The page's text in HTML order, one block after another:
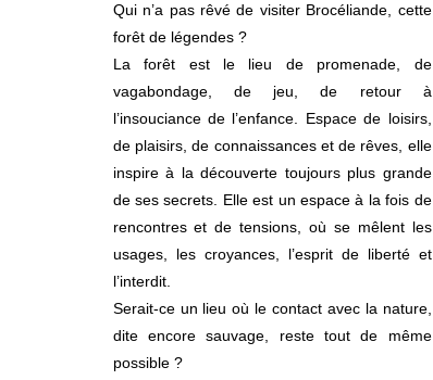
Qui n’a pas rêvé de visiter Brocéliande, cette
forêt de légendes ?
La forêt est le lieu de promenade, de
vagabondage, de jeu, de retour à
l’insouciance de l’enfance. Espace de loisirs,
de plaisirs, de connaissances et de rêves, elle
inspire à la découverte toujours plus grande
de ses secrets. Elle est un espace à la fois de
rencontres et de tensions, où se mêlent les
usages, les croyances, l’esprit de liberté et
l’interdit.
Serait-ce un lieu où le contact avec la nature,
dite encore sauvage, reste tout de même
possible ?